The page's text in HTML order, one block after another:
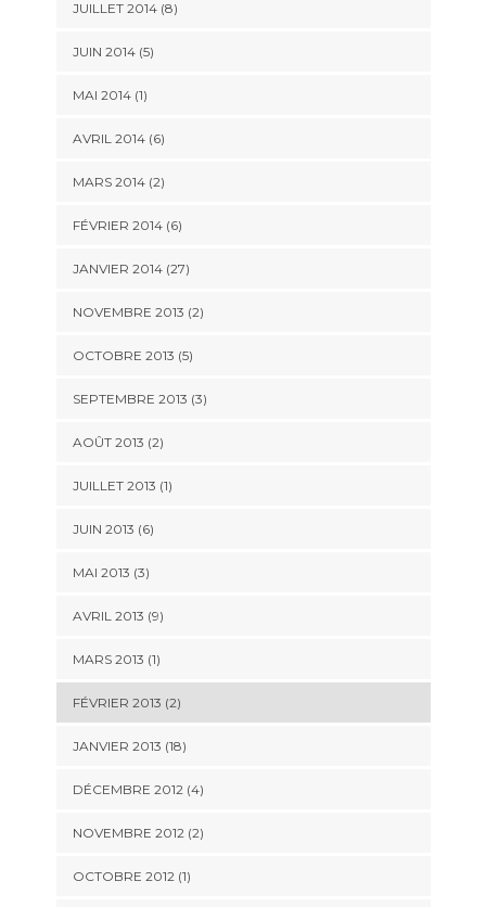
JUILLET 2014 (8)
JUIN 2014 (5)
MAI 2014 (1)
AVRIL 2014 (6)
MARS 2014 (2)
FÉVRIER 2014 (6)
JANVIER 2014 (27)
NOVEMBRE 2013 (2)
OCTOBRE 2013 (5)
SEPTEMBRE 2013 (3)
AOÛT 2013 (2)
JUILLET 2013 (1)
JUIN 2013 (6)
MAI 2013 (3)
AVRIL 2013 (9)
MARS 2013 (1)
FÉVRIER 2013 (2)
JANVIER 2013 (18)
DÉCEMBRE 2012 (4)
NOVEMBRE 2012 (2)
OCTOBRE 2012 (1)